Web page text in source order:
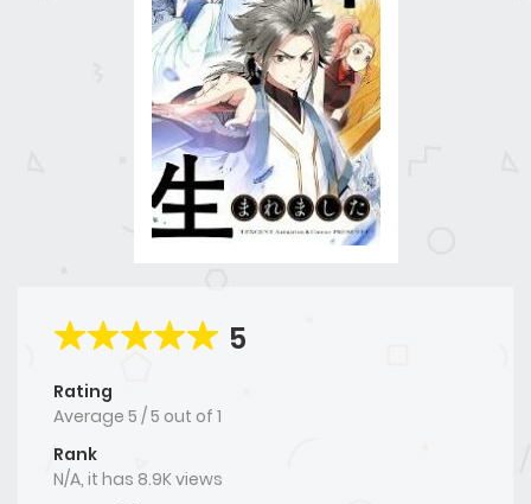
5
Rating
Average 5 /5 out of 1
Rank
N/A, it has 8.9K views